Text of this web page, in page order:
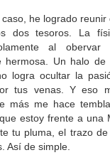
he logrado
dos tesoros. La
al
hermosa. Un halo
logra ocultar la
tus venas. Y eso
más me hace
estoy frente a una
tu pluma, el trazo
Así de simple.